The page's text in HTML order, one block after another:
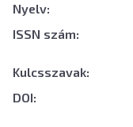
Nyelv:
ISSN szám:
Kulcsszavak:
DOI: